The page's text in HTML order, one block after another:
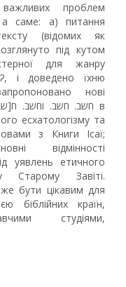
проблем
а саме: а) питання
(відомих як
під кутом
для жанру
, і доведено їхню
нові
есхатологізму та
з Книги Ісаї;
відмінності
уявлень етичного
Старому Завіті.
бути цікавим для
біблійних країн,
студіями,